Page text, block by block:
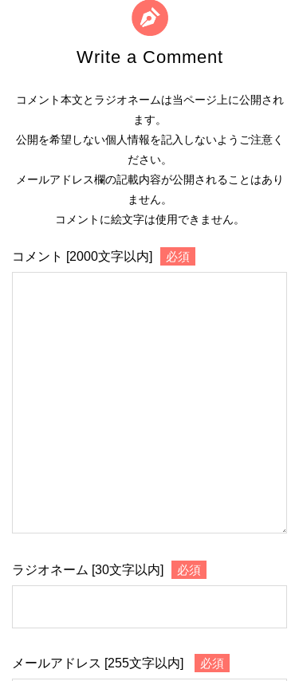
Write a Comment
コメント本文とラジオネームは当ページ上に公開され
ます。
公開を希望しない個人情報を記入しないようご注意く
ださい。
メールアドレス欄の記載内容が公開されることはあり
ません。
コメントに絵文字は使用できません。
コメント [2000文字以内] 必須
ラジオネーム [30文字以内] 必須
メールアドレス [255文字以内] 必須